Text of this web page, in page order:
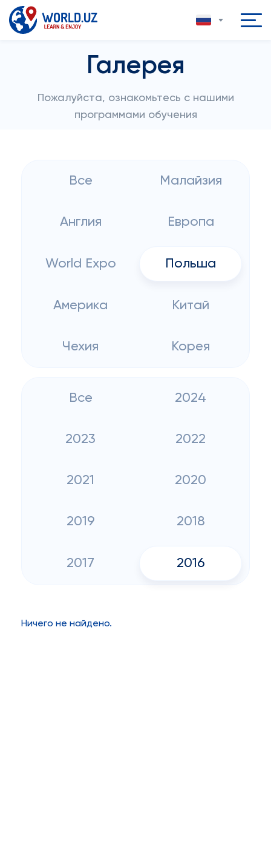
Галерея
Пожалуйста, ознакомьтесь с нашими
программами обучения
Все Малайзия
Англия Европа
World Expo Польша
Америка Китай
Чехия Корея
Все 2024
2023 2022
2021 2020
2019 2018
2017 2016
Ничего не найдено.